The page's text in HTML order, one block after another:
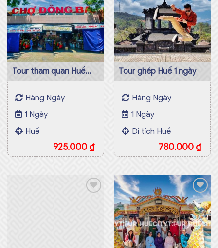
Add to
wishlist
Tour tham quan Huế
trong ngày
925.000 ₫
Hàng Ngày
1 Ngày
Huế
Add to
wishlist
Tour ghép Huế 1 ngày
780.000 ₫
Hàng Ngày
1 Ngày
Di tích Huế
Add to
wishlist